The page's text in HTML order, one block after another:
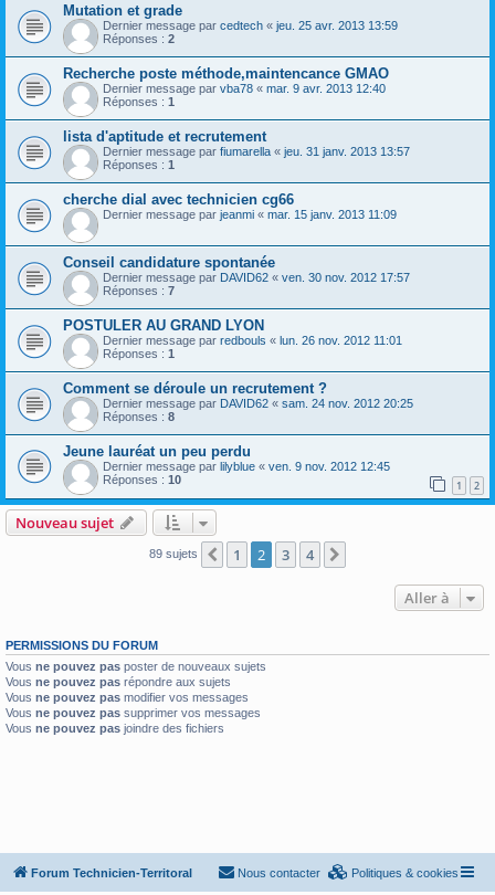
Mutation et grade
Dernier message par cedtech « jeu. 25 avr. 2013 13:59
Réponses : 2
Recherche poste méthode,maintencance GMAO
Dernier message par vba78 « mar. 9 avr. 2013 12:40
Réponses : 1
lista d'aptitude et recrutement
Dernier message par fiumarella « jeu. 31 janv. 2013 13:57
Réponses : 1
cherche dial avec technicien cg66
Dernier message par jeanmi « mar. 15 janv. 2013 11:09
Conseil candidature spontanée
Dernier message par DAVID62 « ven. 30 nov. 2012 17:57
Réponses : 7
POSTULER AU GRAND LYON
Dernier message par redbouls « lun. 26 nov. 2012 11:01
Réponses : 1
Comment se déroule un recrutement ?
Dernier message par DAVID62 « sam. 24 nov. 2012 20:25
Réponses : 8
Jeune lauréat un peu perdu
Dernier message par lilyblue « ven. 9 nov. 2012 12:45
Réponses : 10 1 2
Nouveau sujet
89 sujets Précédente
1 2 3 4
Aller à
PERMISSIONS DU FORUM
Vous ne pouvez pas poster de nouveaux sujets
Vous ne pouvez pas répondre aux sujets
Vous ne pouvez pas modifier vos messages
Vous ne pouvez pas supprimer vos messages
Vous ne pouvez pas joindre des fichiers
Forum Technicien-Territoral Politiques & cookies
Nous contacter